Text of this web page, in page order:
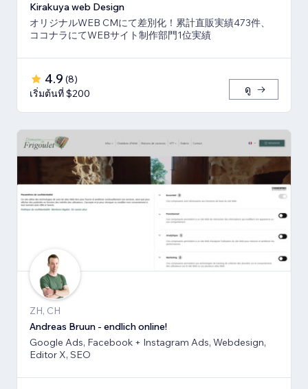
Kirakuya web Design
オリジナルWEB CMにて差別化！累計直販実績473件、
ココナラにてWEBサイト制作部門1位実績
4.9 (8)
เริ่มต้นที่ $200
ดู
ZH, CH
Andreas Bruun - endlich online!
Google Ads, Facebook + Instagram Ads, Webdesign,
Editor X, SEO